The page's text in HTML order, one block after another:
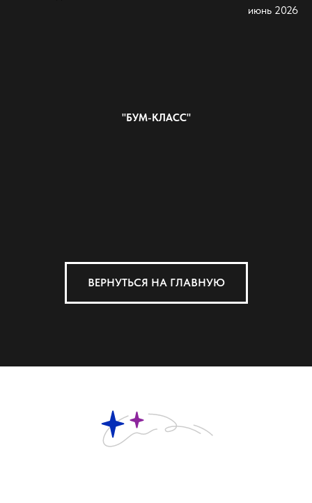
июнь 2026
"БУМ-КЛАСС"
ВЕРНУТЬСЯ НА ГЛАВНУЮ